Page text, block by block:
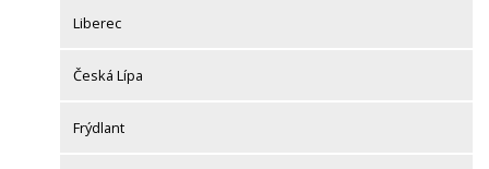
Liberec
Česká Lípa
Frýdlant